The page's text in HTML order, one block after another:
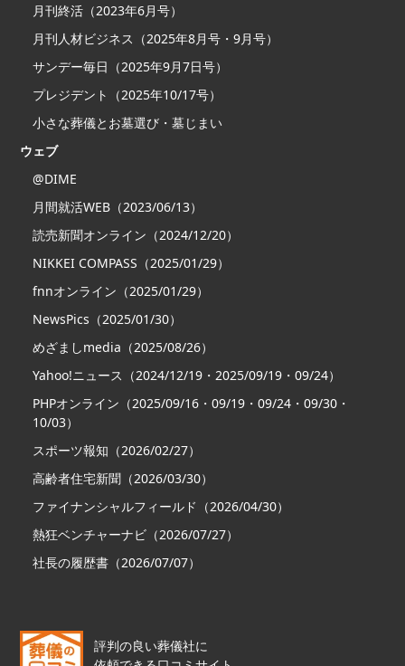
月刊終活（2023年6月号）
月刊人材ビジネス（2025年8月号・9月号）
サンデー毎日（2025年9月7日号）
プレジデント（2025年10/17号）
小さな葬儀とお墓選び・墓じまい
ウェブ
@DIME
月間就活WEB（2023/06/13）
読売新聞オンライン（2024/12/20）
NIKKEI COMPASS（2025/01/29）
fnnオンライン（2025/01/29）
NewsPics（2025/01/30）
めざましmedia（2025/08/26）
Yahoo!ニュース（2024/12/19・2025/09/19・09/24）
PHPオンライン（2025/09/16・09/19・09/24・09/30・
10/03）
スポーツ報知（2026/02/27）
高齢者住宅新聞（2026/03/30）
ファイナンシャルフィールド（2026/04/30）
熱狂ベンチャーナビ（2026/07/27）
社長の履歴書（2026/07/07）
評判の良い葬儀社に